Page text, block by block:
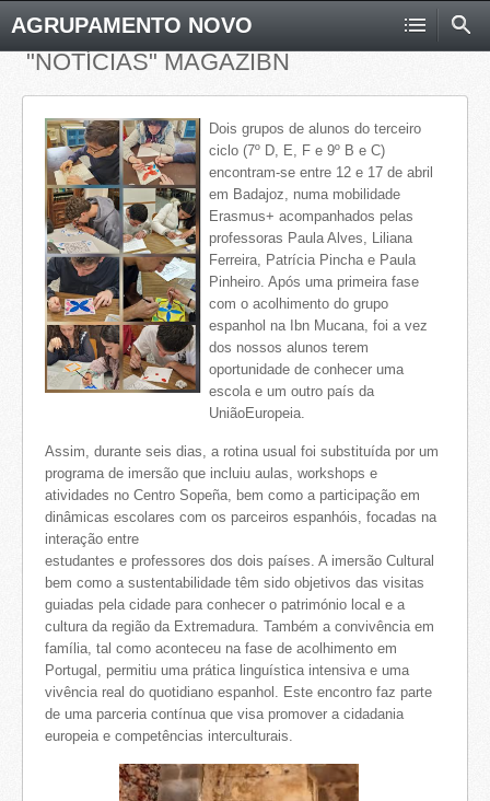
AGRUPAMENTO NOVO
"NOTÍCIAS" MAGAZIBN
Dois grupos de alunos do terceiro
ciclo (7º D, E, F e 9º B e C)
encontram-se entre 12 e 17 de abril
em Badajoz, numa mobilidade
Erasmus+ acompanhados pelas
professoras Paula Alves, Liliana
Ferreira, Patrícia Pincha e Paula
Pinheiro. Após uma primeira fase
com o acolhimento do grupo
espanhol na Ibn Mucana, foi a vez
dos nossos alunos terem
oportunidade de conhecer uma
escola e um outro país da
UniãoEuropeia.
Assim, durante seis dias, a rotina usual foi substituída por um
programa de imersão que incluiu aulas, workshops e
atividades no Centro Sopeña, bem como a participação em
dinâmicas escolares com os parceiros espanhóis, focadas na
interação entre
estudantes e professores dos dois países. A imersão Cultural
bem como a sustentabilidade têm sido objetivos das visitas
guiadas pela cidade para conhecer o património local e a
cultura da região da Extremadura. Também a convivência em
família, tal como aconteceu na fase de acolhimento em
Portugal, permitiu uma prática linguística intensiva e uma
vivência real do quotidiano espanhol. Este encontro faz parte
de uma parceria contínua que visa promover a cidadania
europeia e competências interculturais.